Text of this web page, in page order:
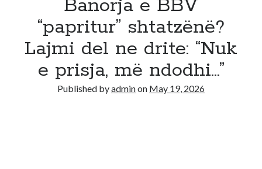
Banorja e BBV
“papritur” shtatzënë?
Lajmi del ne drite: “Nuk
e prisja, më ndodhi…”
Published byadminon May 19, 2026